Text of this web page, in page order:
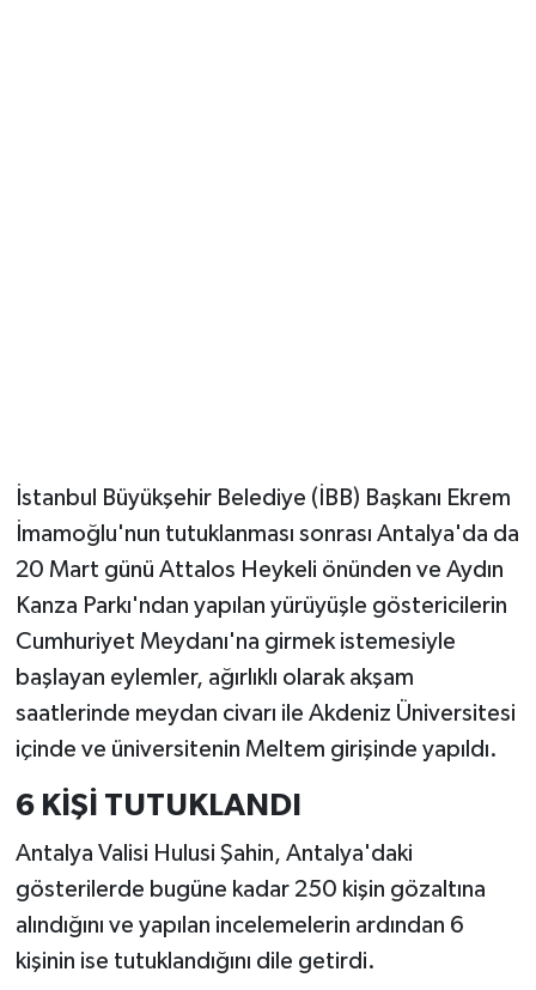
İstanbul Büyükşehir Belediye (İBB) Başkanı Ekrem
İmamoğlu'nun tutuklanması sonrası Antalya'da da
20 Mart günü Attalos Heykeli önünden ve Aydın
Kanza Parkı'ndan yapılan yürüyüşle göstericilerin
Cumhuriyet Meydanı'na girmek istemesiyle
başlayan eylemler, ağırlıklı olarak akşam
saatlerinde meydan civarı ile Akdeniz Üniversitesi
içinde ve üniversitenin Meltem girişinde yapıldı.
6 KİŞİ TUTUKLANDI
Antalya Valisi Hulusi Şahin, Antalya'daki
gösterilerde bugüne kadar 250 kişin gözaltına
alındığını ve yapılan incelemelerin ardından 6
kişinin ise tutuklandığını dile getirdi.